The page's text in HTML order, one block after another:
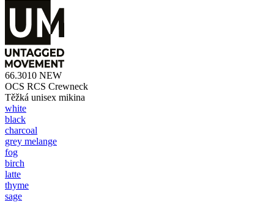
66.3010 NEW
OCS RCS Crewneck
Těžká unisex mikina
white
black
charcoal
grey melange
fog
birch
latte
thyme
sage